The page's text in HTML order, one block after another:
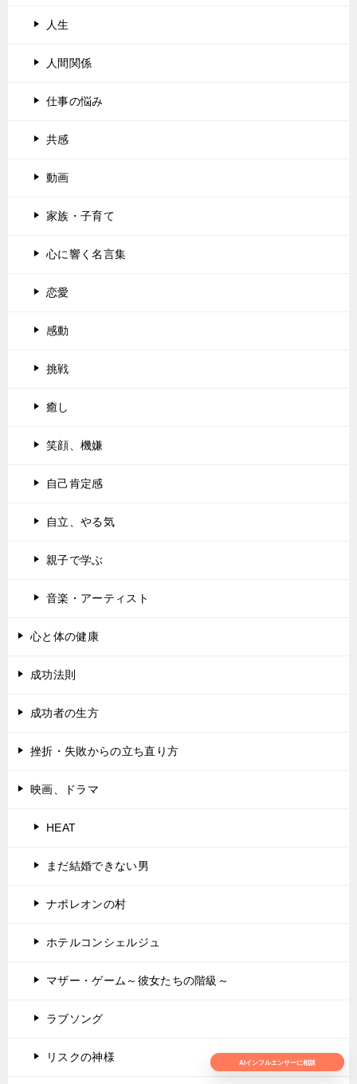
人生
人間関係
仕事の悩み
共感
動画
家族・子育て
心に響く名言集
恋愛
感動
挑戦
癒し
笑顔、機嫌
自己肯定感
自立、やる気
親子で学ぶ
音楽・アーティスト
心と体の健康
成功法則
成功者の生方
挫折・失敗からの立ち直り方
映画、ドラマ
HEAT
まだ結婚できない男
ナポレオンの村
ホテルコンシェルジュ
マザー・ゲーム～彼女たちの階級～
ラブソング
リスクの神様 AIインフルエンサーに相談